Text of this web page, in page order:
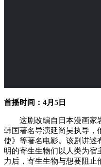
首播时间：4月5日
这剧改编自日本漫画家
韩国著名导演延尚昊执导，
使》等著名电影。该剧讲述
明的寄生生物们以人类为宿
力后，寄生生物与想要阻止